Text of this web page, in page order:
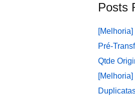
Posts
Pré-
Qtde